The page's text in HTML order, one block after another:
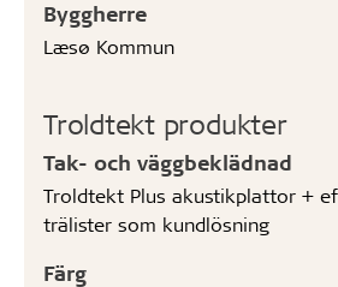
Byggherre
Læsø Kommun
Troldtekt produkter
Tak- och väggbeklädnad
Troldtekt Plus akustikplattor +
trälister som kundlösning
Färg